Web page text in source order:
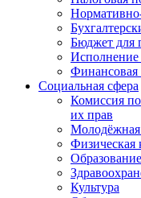
Бюджет для
Финансовая
Социальная сфера
Комиссия
их прав
Молодёжная
Физическая
Образование
Культура